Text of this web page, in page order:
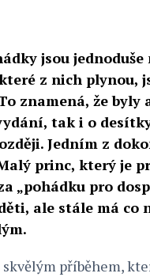
jsou jednoduše
z nich plynou,
znamená, že
tak i o
Jedním z
princ, který je
„pohádku pro
ale stále má co
příběhem,